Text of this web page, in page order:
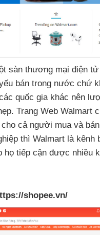
sàn thương mại điện
bán trong nước chứ
quốc gia khác nên
. Trang Web Walmart
cả người mua và bán
thì Walmart là kênh
họ tiếp cận được nhiều
shopee.vn/